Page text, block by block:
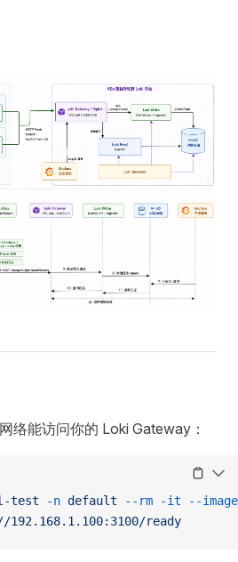
络能访问你的 Loki Gateway：
test -n default --rm -it --
ready